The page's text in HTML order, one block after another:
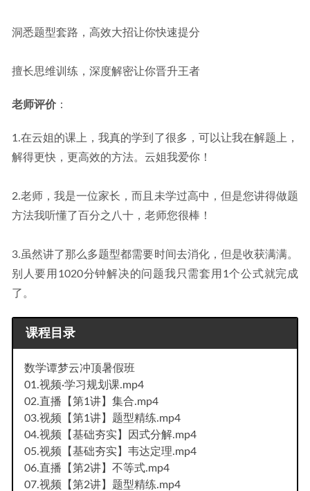
洞悉题型套路，高效大招让你快速提分
擅长思维训练，深度解密让你晋升王者
老师评价：
1.在云姐的课上，我真的学到了很多，可以让我在解题上，
解得更快，更高效的方法。云姐我爱你！
2.老师，我是一位家长，而且未学过高中，但是您讲得做题
方法我听懂了百分之八十，老师您很棒！
3.虽然讲了那么多题型都需要时间去消化，但是收获满满。
别人要用1020分钟解决的问题我只需套用1个公式就完成
了。
课程目录
数学谭梦云冲顶暑假班
01.视频·学习规划课.mp4
02.直播【第1讲】集合.mp4
03.视频【第1讲】题型精练.mp4
04.视频【基础夯实】因式分解.mp4
05.视频【基础夯实】韦达定理.mp4
06.直播【第2讲】不等式.mp4
07.视频【第2讲】题型精练.mp4